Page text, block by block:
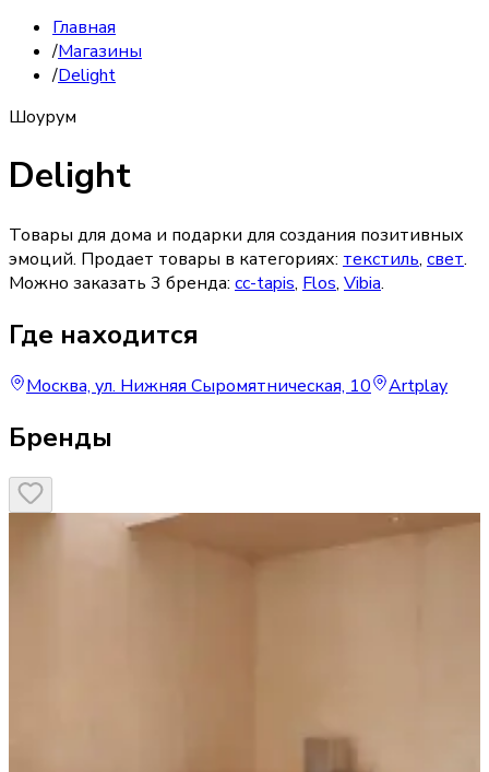
Главная
/Магазины
/Delight
Шоурум
Delight
Товары для дома и подарки для создания позитивных
эмоций. Продает товары в категориях: текстиль, свет.
Можно заказать 3 бренда: cc-tapis, Flos, Vibia.
Где находится
Москва, ул. Нижняя Сыромятническая, 10 Artplay
Бренды